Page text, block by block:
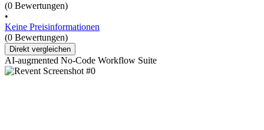
(0 Bewertungen)
•
Keine Preisinformationen
(0 Bewertungen)
Direkt vergleichen
AI-augmented No-Code Workflow Suite